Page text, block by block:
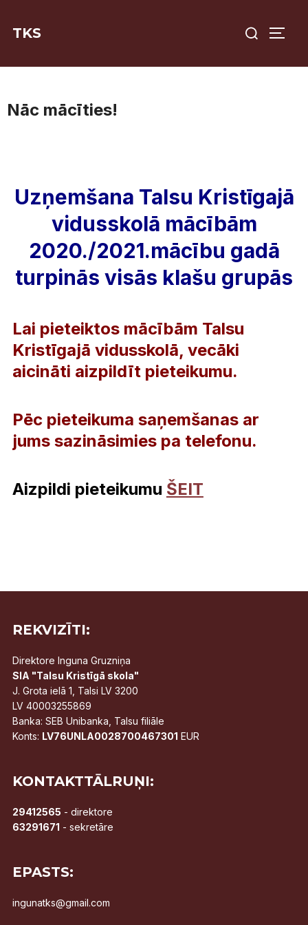
TKS
for:
Nāc mācīties!
Uzņemšana Talsu Kristīgajā
vidusskolā mācībām
2020./2021.mācību gadā
turpinās visās klašu grupās
Lai pieteiktos mācībām Talsu
Kristīgajā vidusskolā, vecāki
aicināti aizpildīt pieteikumu.
Pēc pieteikuma saņemšanas ar
jums sazināsimies pa telefonu.
Aizpildi pieteikumu ŠEIT
REKVIZĪTI:
Direktore Inguna Gruzniņa
SIA "Talsu Kristīgā skola"
J. Grota ielā 1, Talsi LV 3200
LV 40003255869
Banka: SEB Unibanka, Talsu filiāle
Konts: LV76UNLA0028700467301 EUR
KONTAKTTĀLRUŅI:
29412565 - direktore
63291671 - sekretāre
EPASTS:
ingunatks@gmail.com